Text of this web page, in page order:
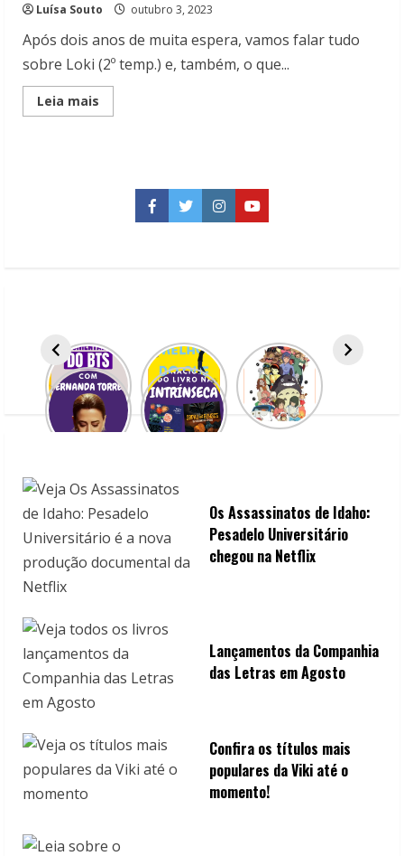
Luísa Souto outubro 3, 2023
Após dois anos de muita espera, vamos falar tudo
sobre Loki (2º temp.) e, também, o que...
Leia mais
more
veremos
Facebook
TwitterInstagramYouTube
Os Assassinatos de Idaho:
Pesadelo Universitário
chegou na Netflix
Lançamentos da Companhia
das Letras em Agosto
Confira os títulos mais
populares da Viki até o
momento!